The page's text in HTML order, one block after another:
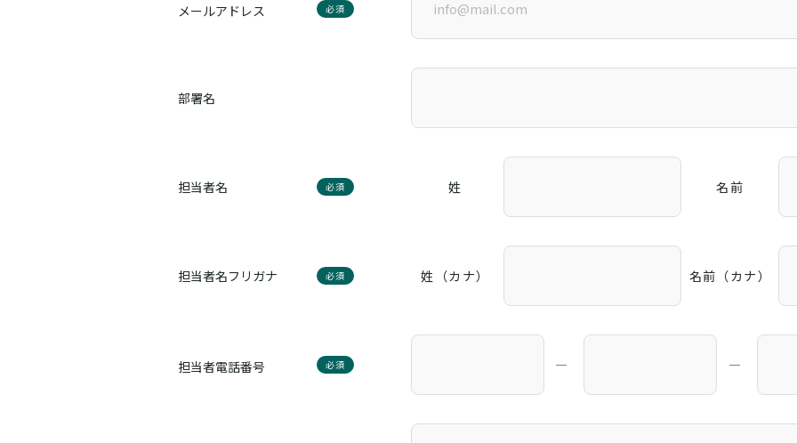
メールアドレス 必須
部署名
担当者名 必須 姓 名前
担当者名フリガナ 必須 姓（カナ） 名前（カナ）
担当者電話番号 必須 ― ―